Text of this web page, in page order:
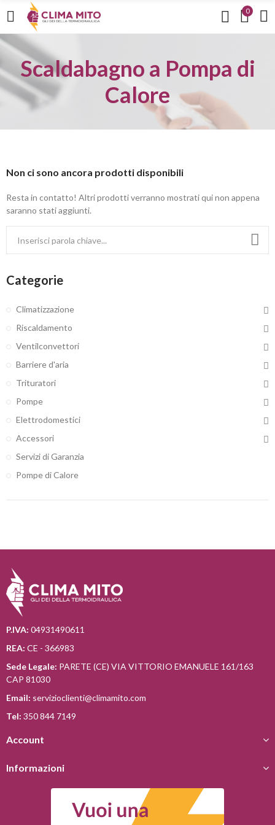
0
Scaldabagno a Pompa di
Calore
Non ci sono ancora prodotti disponibili
Resta in contatto! Altri prodotti verranno mostrati qui non appena
saranno stati aggiunti.
Categorie
Climatizzazione
Riscaldamento
Ventilconvettori
Barriere d'aria
Trituratori
Pompe
Elettrodomestici
Accessori
Servizi di Garanzia
Pompe di Calore
P.IVA: 04931490611
REA: CE - 366983
Sede Legale: PARETE (CE) VIA VITTORIO EMANUELE 161/163
CAP 81030
Email: servizioclienti@climamito.com
Tel: 350 844 7149
Account
Informazioni